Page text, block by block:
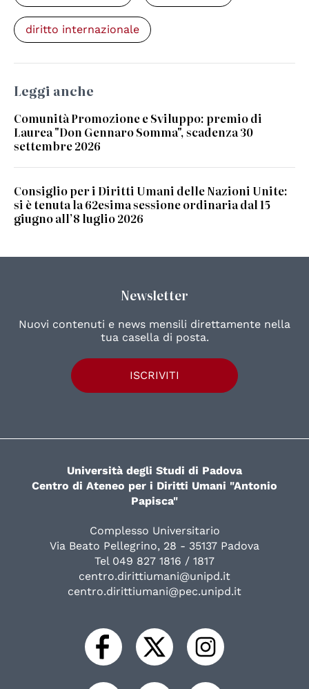
diritto internazionale
Leggi anche
Comunità Promozione e Sviluppo: premio di
Laurea "Don Gennaro Somma", scadenza 30
settembre 2026
Consiglio per i Diritti Umani delle Nazioni Unite:
si è tenuta la 62esima sessione ordinaria dal 15
giugno all’8 luglio 2026
Newsletter
Nuovi contenuti e news mensili direttamente nella
tua casella di posta.
ISCRIVITI
Università degli Studi di Padova
Centro di Ateneo per i Diritti Umani "Antonio
Papisca"
Complesso Universitario
Via Beato Pellegrino, 28 - 35137 Padova
Tel 049 827 1816 / 1817
centro.dirittiumani@unipd.it
centro.dirittiumani@pec.unipd.it